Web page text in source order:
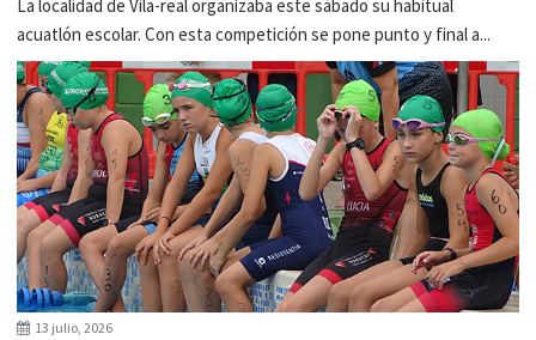
La localidad de Vila-real organizaba este sábado su habitual
acuatlón escolar. Con esta competición se pone punto y final a...
13 julio, 2026